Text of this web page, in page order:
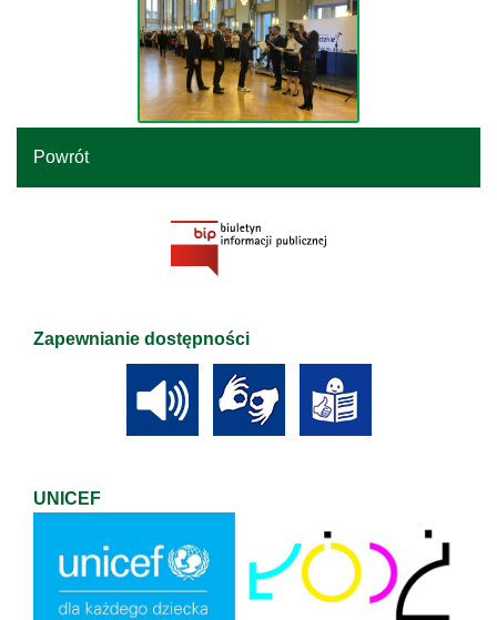
Powrót
Zapewnianie dostępności
UNICEF